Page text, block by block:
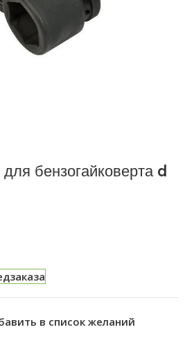
бензогайковерта d
в список желаний